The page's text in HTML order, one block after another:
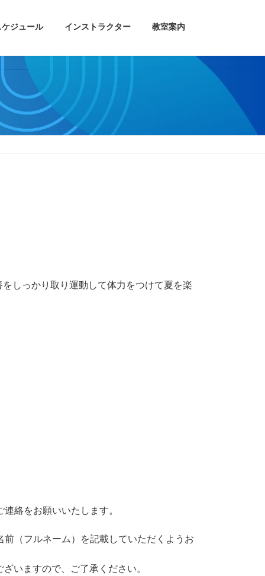
ケジュール インストラクター 教室案内
しっかり取り運動して体力をつけて夏を楽
絡をお願いいたします。
（フルネーム）を記載していただくようお
いますので、ご了承ください。